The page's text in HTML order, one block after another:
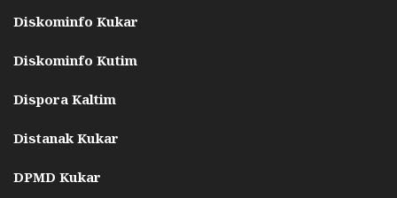
Diskominfo Kukar
Diskominfo Kutim
Dispora Kaltim
Distanak Kukar
DPMD Kukar